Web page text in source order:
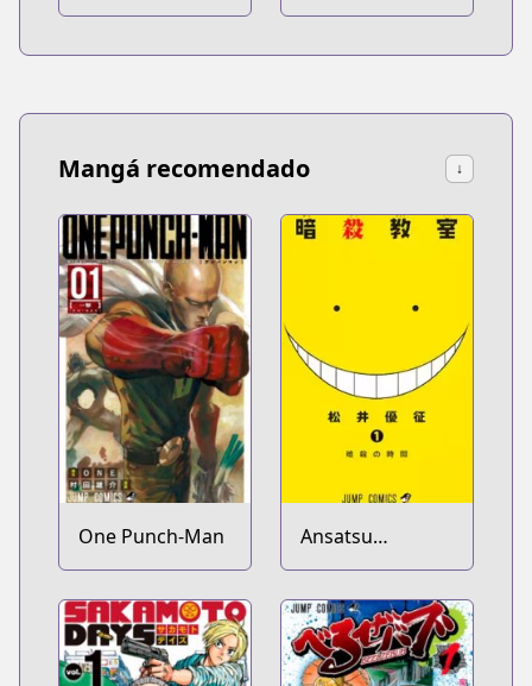
Mangá recomendado ↓
One Punch-Man
Ansatsu
Kyoushitsu